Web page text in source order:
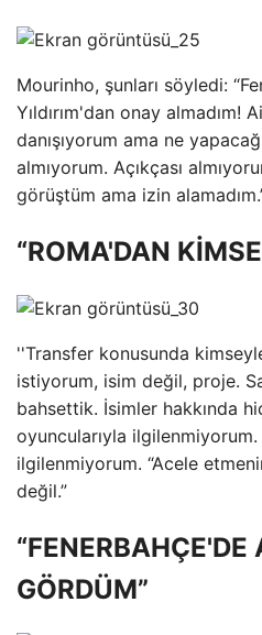
Mourinho, şunları söyledi:
Yıldırım'dan onay almadım!
danışıyorum ama ne
almıyorum. Açıkçası
görüştüm ama izin
“ROMA'DAN
''Transfer konusunda
istiyorum, isim değil, proje.
bahsettik. İsimler hakkında
oyuncularıyla
ilgilenmiyorum. “Acele
değil.”
GÖRDÜM”